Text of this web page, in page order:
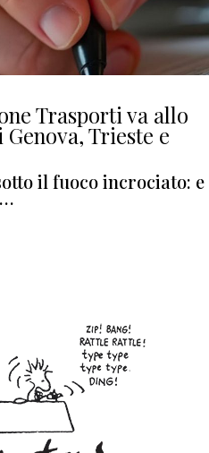
Trasporti va allo
Trieste e
il fuoco incrociato: e